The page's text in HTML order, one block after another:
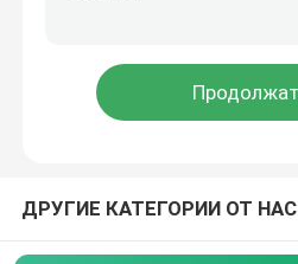
ДРУГИЕ КАТЕГОРИИ ОТ НАС